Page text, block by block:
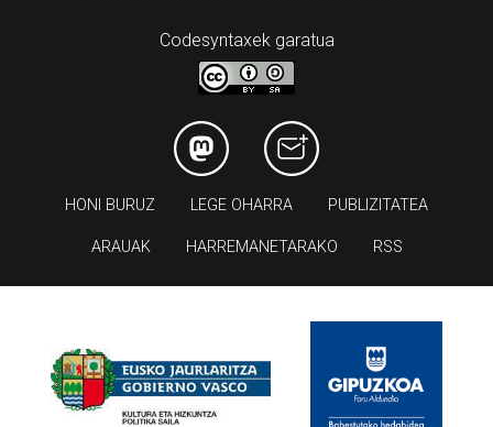
Codesyntaxek garatua
HONI BURUZ LEGE OHARRA PUBLIZITATEA
ARAUAK HARREMANETARAKO RSS